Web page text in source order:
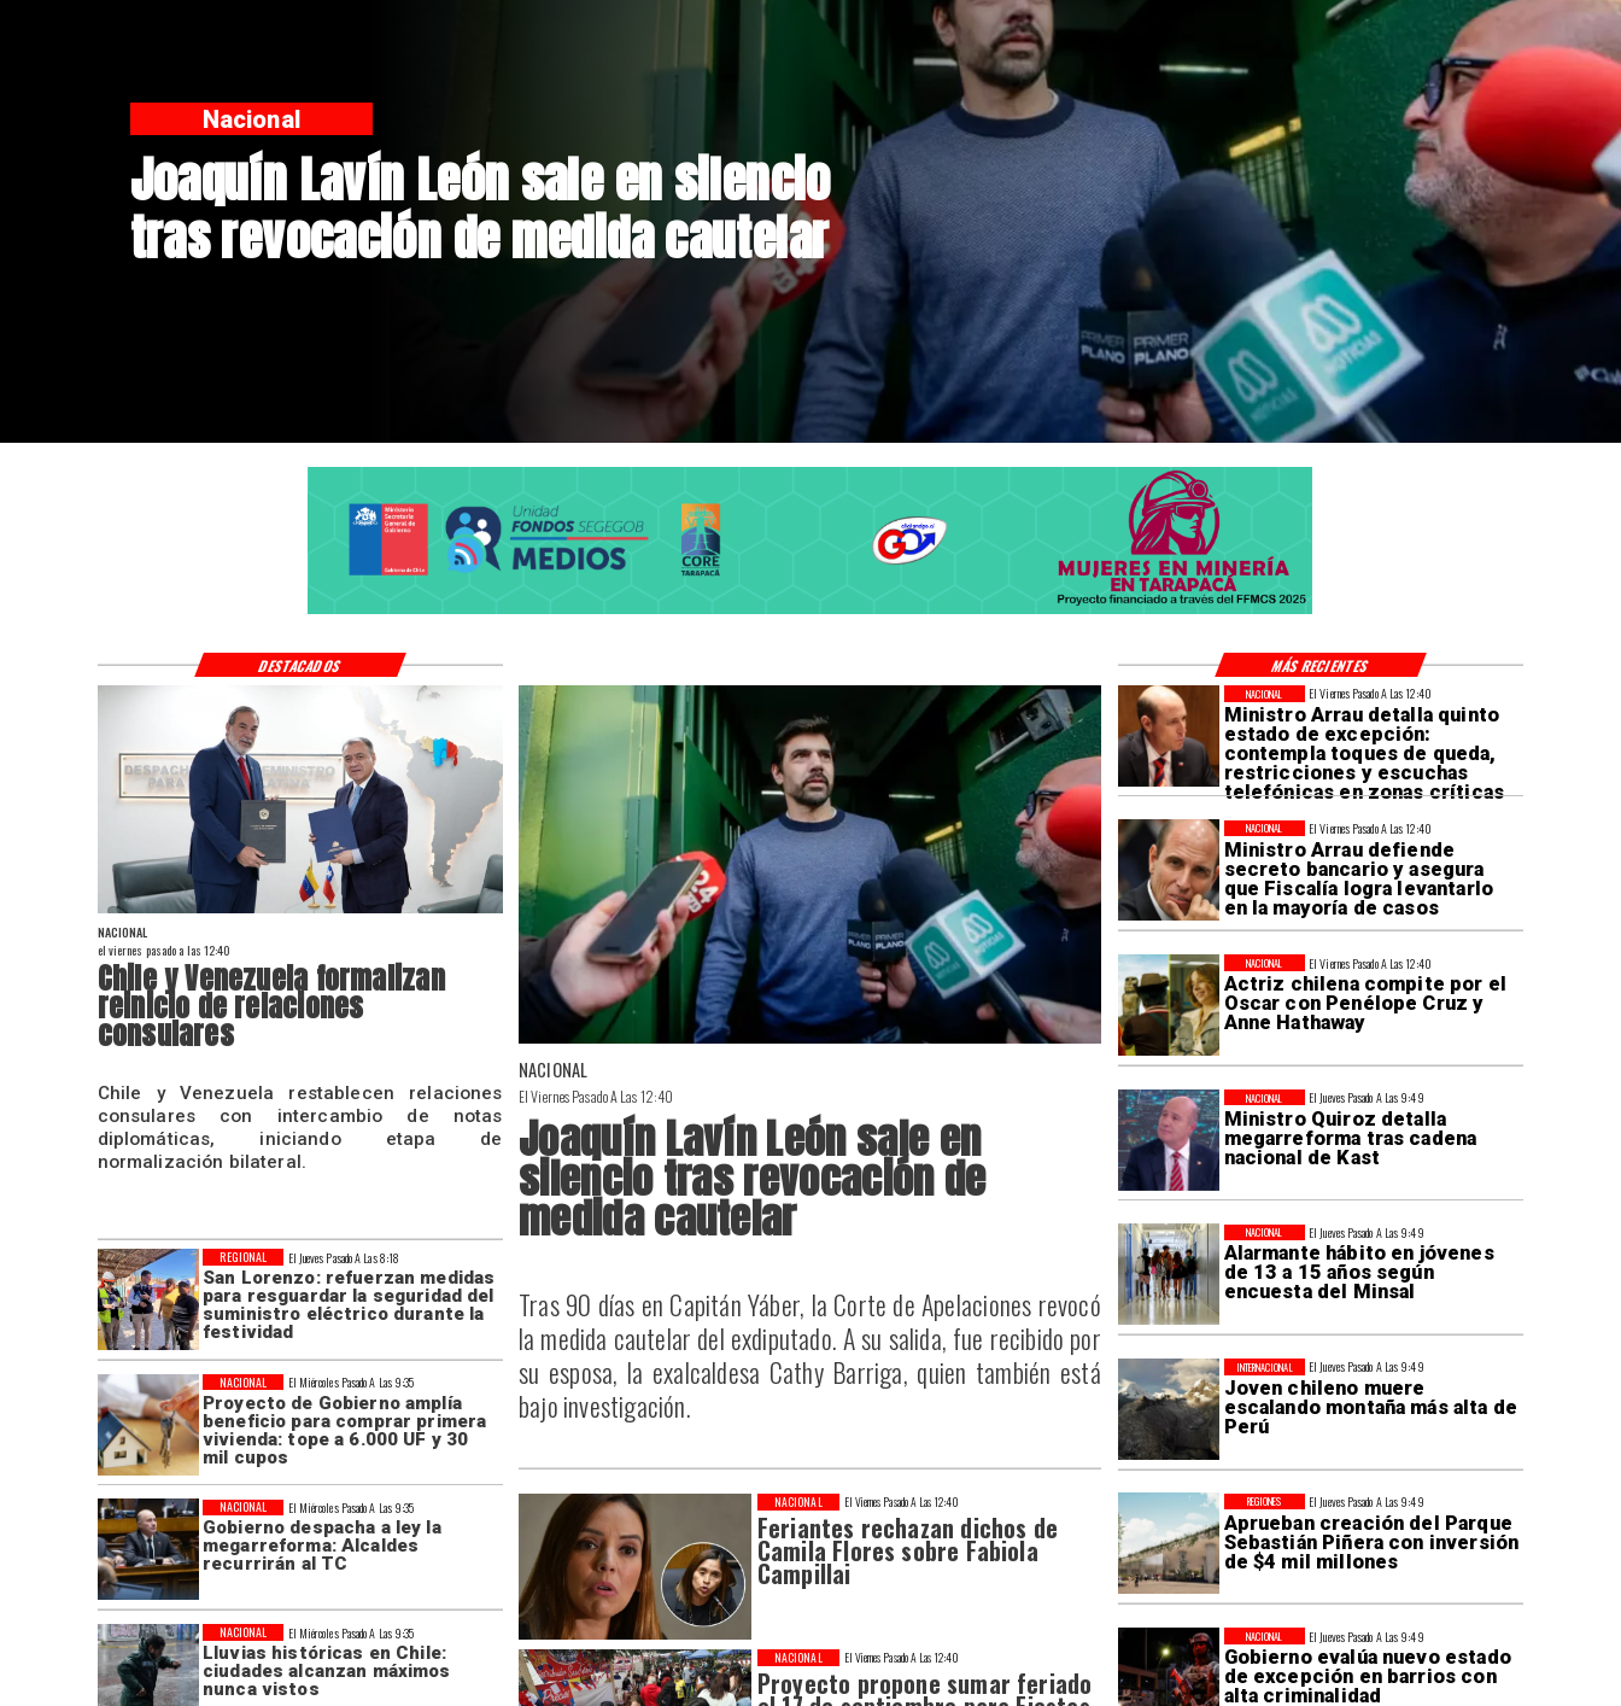
Chile y Venezuela formalizan reinicio
de relaciones consulares
Nacional
El Viernes Pasado A Las 12:40
Ministro Arrau detalla quinto
estado de excepción:
contempla toques de queda,
restricciones y escuchas
telefónicas en zonas críticas
NACIONAL
El Viernes Pasado A Las 12:40
Ministro Arrau defiende
secreto bancario y asegura
que Fiscalía logra levantarlo
en la mayoría de casos
NACIONAL
El Viernes Pasado A Las 12:40
Actriz chilena compite por el
Oscar con Penélope Cruz y
Anne Hathaway
NACIONAL
El Jueves Pasado A Las 9:49
Ministro Quiroz detalla
megarreforma tras cadena
nacional de Kast
NACIONAL
El Jueves Pasado A Las 9:49
Alarmante hábito en jóvenes
de 13 a 15 años según
encuesta del Minsal
NACIONAL
El Jueves Pasado A Las 9:49
Joven chileno muere
escalando montaña más alta de
Perú
INTERNACIONAL
El Jueves Pasado A Las 9:49
Aprueban creación del Parque
Sebastián Piñera con inversión
de $4 mil millones
REGIONES
El Jueves Pasado A Las 9:49
Gobierno evalúa nuevo estado
de excepción en barrios con
alta criminalidad
NACIONAL
El Jueves Pasado A Las 8:18
San Lorenzo: refuerzan medidas
para resguardar la seguridad del
suministro eléctrico durante la
festividad
REGIONAL
El Miércoles Pasado A Las 9:35
Proyecto de Gobierno amplía
beneficio para comprar primera
vivienda: tope a 6.000 UF y 30
mil cupos
NACIONAL
El Miércoles Pasado A Las 9:35
Gobierno despacha a ley la
megarreforma: Alcaldes
recurrirán al TC
NACIONAL
El Miércoles Pasado A Las 9:35
Lluvias históricas en Chile:
ciudades alcanzan máximos
nunca vistos
NACIONAL
El Viernes Pasado A Las 12:40
Feriantes rechazan dichos de
Camila Flores sobre Fabiola
Campillai
NACIONAL
El Viernes Pasado A Las 12:40
Proyecto propone sumar feriado
NACIONAL
NACIONAL
el viernes pasado a las 12:40
Chile y Venezuela formalizan
reinicio de relaciones
consulares
Chile y Venezuela restablecen relaciones
consulares con intercambio de notas
diplomáticas, iniciando etapa de
normalización bilateral.
NACIONAL
El Viernes Pasado A Las 12:40
Joaquín Lavín León sale en
silencio tras revocación de
medida cautelar
Tras 90 días en Capitán Yáber, la Corte de Apelaciones revocó
la medida cautelar del exdiputado. A su salida, fue recibido por
su esposa, la exalcaldesa Cathy Barriga, quien también está
bajo investigación.
DESTACADOS MÁS RECIENTES